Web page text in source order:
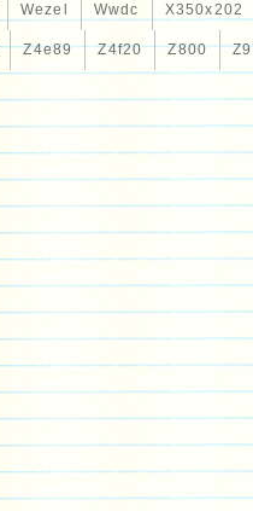
Wezel Wwdc X350x202
Z4e89 Z4f20 Z800